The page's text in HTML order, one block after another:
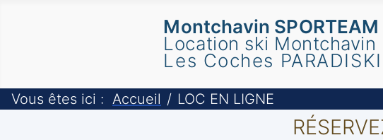
Montchavin SPORTEAM
Location ski Montchavin
Les Coches PARADISKI
Vous êtes ici : Accueil LOC EN LIGNE